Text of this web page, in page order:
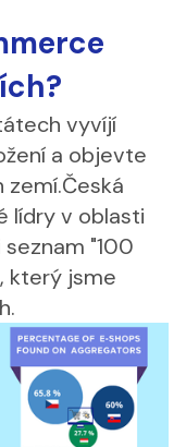
vyvíjí
a objevte
lídry v oblasti
"100
který jsme